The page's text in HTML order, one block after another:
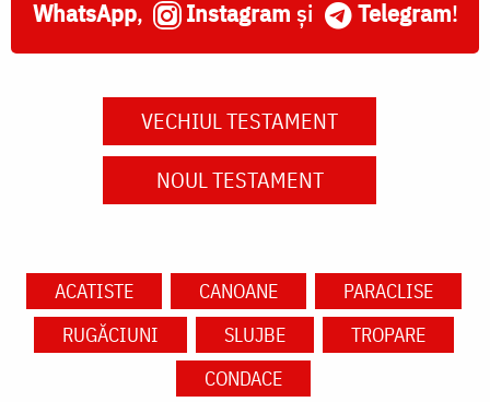
WhatsApp, Instagram și Telegram!
VECHIUL TESTAMENT
NOUL TESTAMENT
ACATISTE CANOANE
PARACLISE
RUGĂCIUNI
SLUJBE
TROPARE
CONDACE